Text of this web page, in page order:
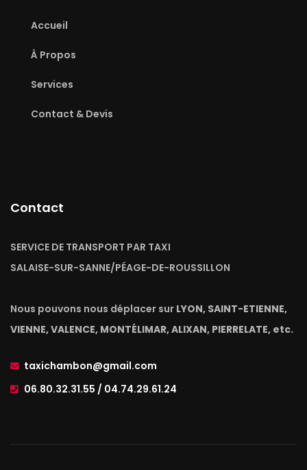
Accueil
À Propos
Services
Contact & Devis
Contact
SERVICE DE TRANSPORT PAR TAXI
SALAISE-SUR-SANNE/PÉAGE-DE-ROUSSILLON
Nous pouvons nous déplacer sur LYON, SAINT-ETIENNE,
VIENNE, VALENCE, MONTÉLIMAR, ALIXAN, PIERRELATE, etc.
taxichambon@gmail.com
06.80.32.31.55 / 04.74.29.61.24